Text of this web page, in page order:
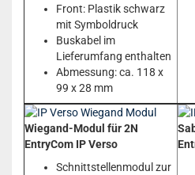
Front: Plastik schwarz
mit Symboldruck
Buskabel im
Lieferumfang enthalten
Abmessung: ca. 118 x
99 x 28 mm
Wiegand-Modul für 2N
EntryCom IP Verso
Schnittstellenmodul zur